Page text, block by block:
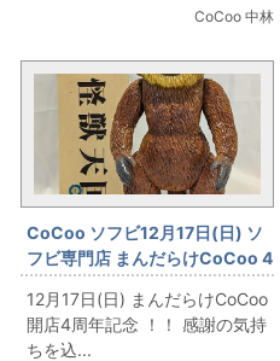
CoCoo 中林
CoCoo ソフビ12月17日(日) ソ
フビ専門店 まんだらけCoCoo 4
周年記念 「マーミット 怪獣天国
ゴーロン星人1期(ブラウン成
型)」
12月17日(日) まんだらけCoCoo
開店4周年記念 ！！ 感謝の気持
ちを込...